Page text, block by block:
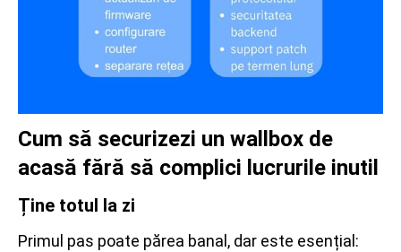
Cum să securizezi un wallbox de
acasă fără să complici lucrurile inutil
Ține totul la zi
Primul pas poate părea banal, dar este esențial: